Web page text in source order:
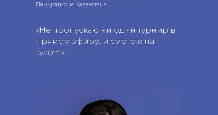
Панкратиона Казахстана
«Не пропускаю ни один турнир в
прямом эфире, и смотрю на
tvcom»